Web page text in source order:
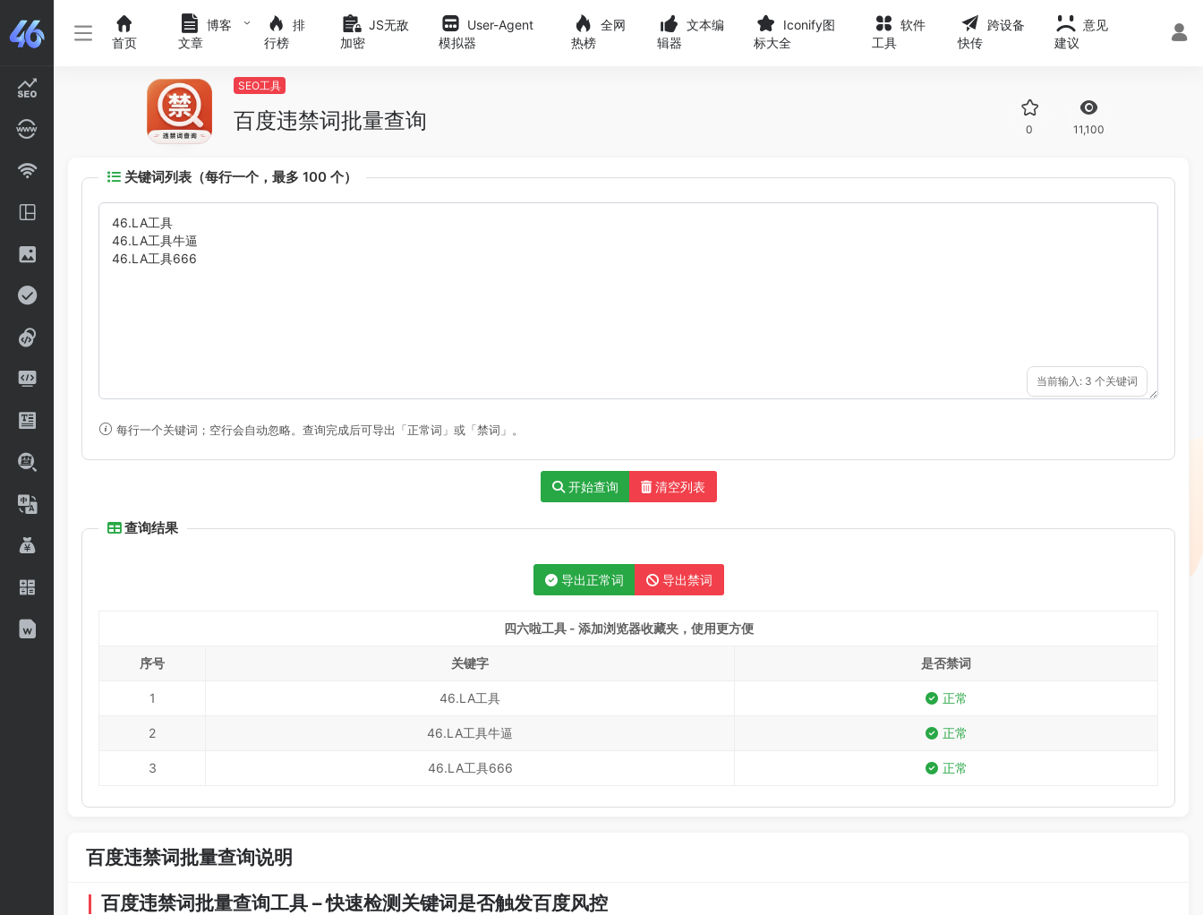
首页
博客
文章
排
行榜
JS无敌
加密
User-Agent
模拟器
全网
热榜
文本编
辑器
Iconify图
标大全
软件
工具
跨设备
快传
意见
建议
SEO工具
百度违禁词批量查询 0 11,100
关键词列表（每行一个，最多 100 个）
当前输入: 3 个关键词
每行一个关键词；空行会自动忽略。查询完成后可导出「正常词」或「禁词」。
开始查询 清空列表
查询结果
导出正常词 导出禁词
四六啦工具 - 添加浏览器收藏夹，使用更方便
序号 关键字 是否禁词
1 46.LA工具 正常
2 46.LA工具牛逼 正常
3 46.LA工具666 正常
百度违禁词批量查询说明
百度违禁词批量查询工具 – 快速检测关键词是否触发百度风控